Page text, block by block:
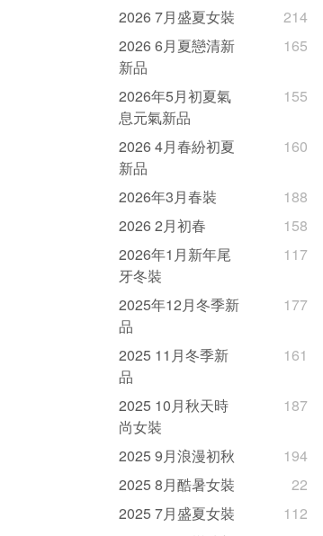
2026 7月盛夏女裝
214
2026 6月夏戀清新
新品
165
2026年5月初夏氣
息元氣新品
155
2026 4月春紛初夏
新品
160
2026年3月春裝
188
2026 2月初春
158
2026年1月新年尾
牙冬裝
117
2025年12月冬季新
品
177
2025 11月冬季新
品
161
2025 10月秋天時
尚女裝
187
2025 9月浪漫初秋
194
2025 8月酷暑女裝
22
2025 7月盛夏女裝
112